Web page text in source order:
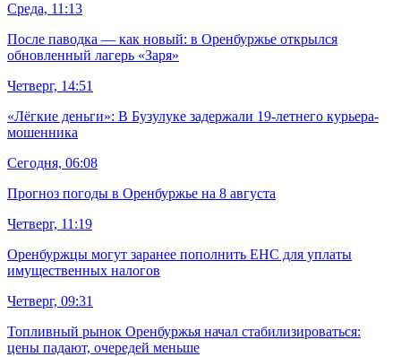
Среда, 11:13
После паводка — как новый: в Оренбуржье открылся
обновленный лагерь «Заря»
Четверг, 14:51
«Лёгкие деньги»: В Бузулуке задержали 19-летнего курьера-
мошенника
Сегодня, 06:08
Прогноз погоды в Оренбуржье на 8 августа
Четверг, 11:19
Оренбуржцы могут заранее пополнить ЕНС для уплаты
имущественных налогов
Четверг, 09:31
Топливный рынок Оренбуржья начал стабилизироваться:
цены падают, очередей меньше